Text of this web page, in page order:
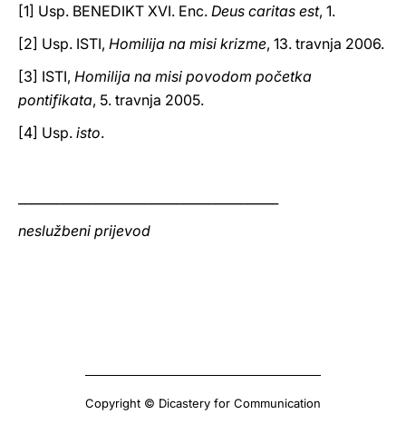
[1] Usp. BENEDIKT XVI. Enc. Deus caritas est, 1.
[2] Usp. ISTI, Homilija na misi krizme, 13. travnja 2006.
[3] ISTI, Homilija na misi povodom početka
pontifikata, 5. travnja 2005.
[4] Usp. isto.
neslužbeni prijevod
Copyright © Dicastery for Communication